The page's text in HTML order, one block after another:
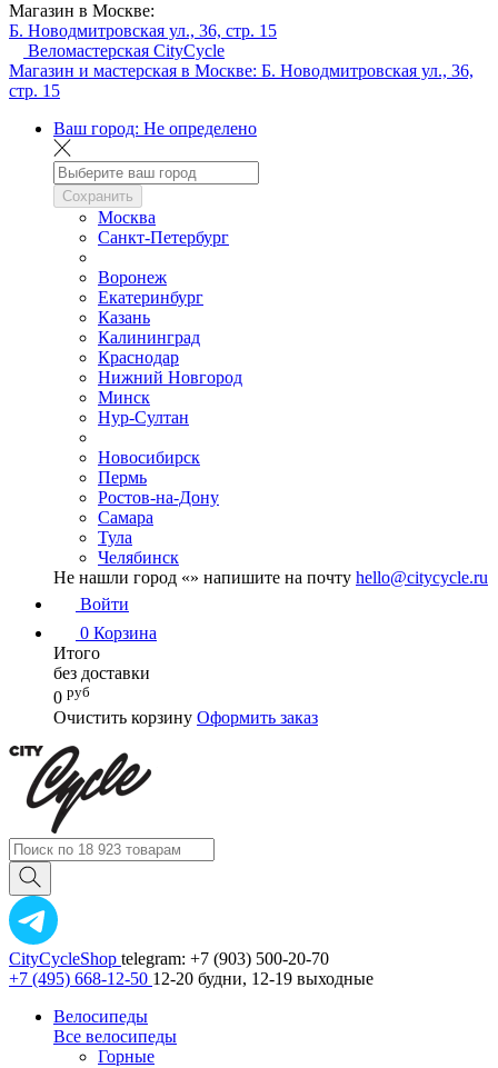
Магазин в Москве:
Б. Новодмитровская ул., 36, стр. 15
Веломастерская CityCycle
Магазин и мастерская в Москве: Б. Новодмитровская ул., 36,
стр. 15
Ваш город: Не определено
Сохранить
Москва
Санкт-Петербург
Воронеж
Екатеринбург
Казань
Калининград
Краснодар
Нижний Новгород
Минск
Нур-Султан
Новосибирск
Пермь
Ростов-на-Дону
Самара
Тула
Челябинск
Не нашли город «» напишите на почту hello@citycycle.ru
Войти
0 Корзина
Итого
без доставки
0 руб
Очистить корзину Оформить заказ
CityCycleShop telegram: +7 (903) 500-20-70
+7 (495) 668-12-50 12-20 будни, 12-19 выходные
Велосипеды
Все велосипеды
Горные